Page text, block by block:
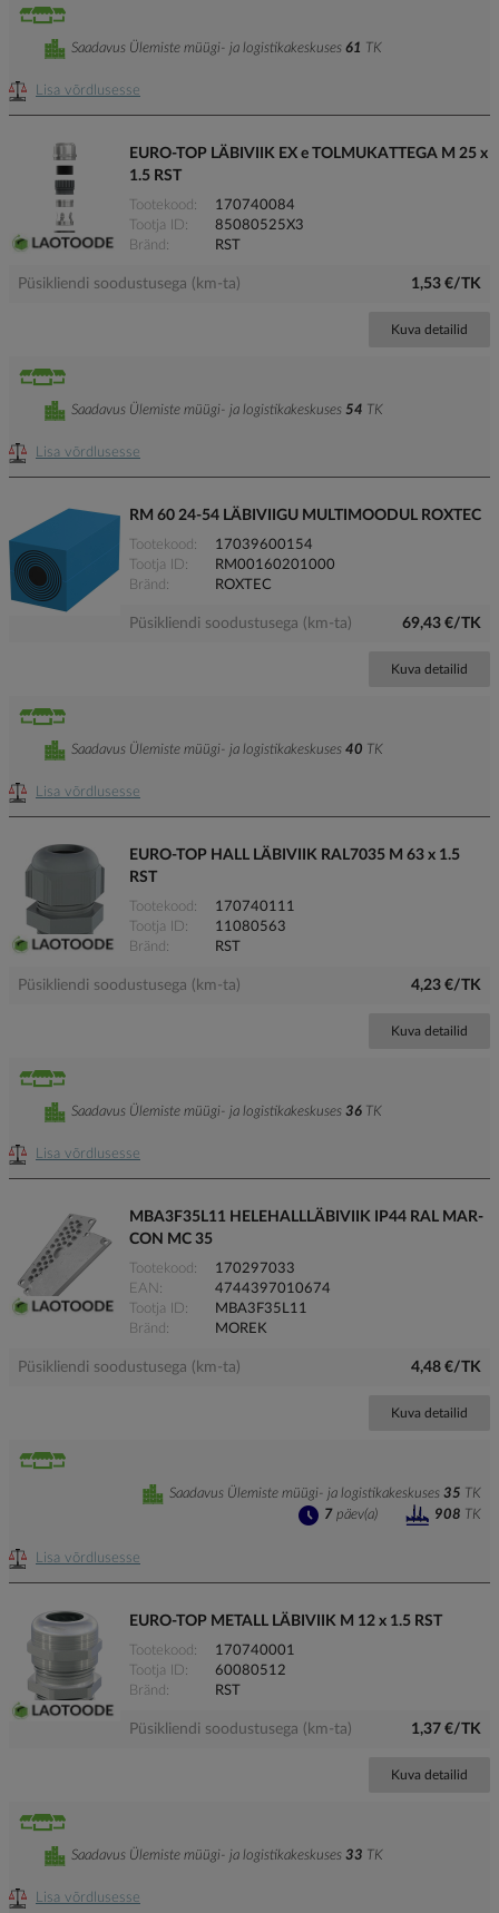
Lisa võrdlusesse
Saadavus Ülemiste müügi- ja logistikakeskuses 61 TK
EURO-TOP LÄBIVIIK EX e TOLMUKATTEGA M 25 x
1.5 RST
Tootekood
170740084
Tootja ID
85080525X3
Bränd
RST
Püsikliendi soodustusega (km-ta) 1,53 €/TK
Kuva detailid
Lisa võrdlusesse
Saadavus Ülemiste müügi- ja logistikakeskuses 54 TK
RM 60 24-54 LÄBIVIIGU MULTIMOODUL ROXTEC
Tootekood
17039600154
Tootja ID
RM00160201000
Bränd
ROXTEC
Püsikliendi soodustusega (km-ta) 69,43 €/TK
Kuva detailid
Lisa võrdlusesse
Saadavus Ülemiste müügi- ja logistikakeskuses 40 TK
EURO-TOP HALL LÄBIVIIK RAL7035 M 63 x 1.5
RST
Tootekood
170740111
Tootja ID
11080563
Bränd
RST
Püsikliendi soodustusega (km-ta) 4,23 €/TK
Kuva detailid
Lisa võrdlusesse
Saadavus Ülemiste müügi- ja logistikakeskuses 36 TK
MBA3F35L11 HELEHALLLÄBIVIIK IP44 RAL MAR-
CON MC 35
Tootekood
170297033
EAN
4744397010674
Tootja ID
MBA3F35L11
Bränd
MOREK
Püsikliendi soodustusega (km-ta) 4,48 €/TK
Kuva detailid
Lisa võrdlusesse
Saadavus Ülemiste müügi- ja logistikakeskuses 35 TK
7 päev(a) 908 TK
EURO-TOP METALL LÄBIVIIK M 12 x 1.5 RST
Tootekood
170740001
Tootja ID
60080512
Bränd
RST
Püsikliendi soodustusega (km-ta) 1,37 €/TK
Kuva detailid
Lisa võrdlusesse
Saadavus Ülemiste müügi- ja logistikakeskuses 33 TK